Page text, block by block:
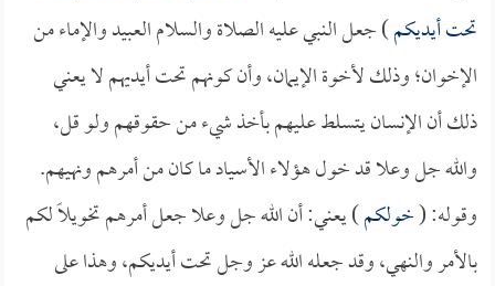
تحت أيديكم) جعل النبي عليه الصلاة والسلام العبيد والإماء من
الإخوان؛ وذلك لأخوة الإيمان، وأن كونهم تحت أيديهم لا يعني
ذلك أن الإنسان يتسلط عليهم بأخذ شيء من حقوقهم ولو قل،
والله جل وعلا قد خول هؤلاء الأسياد ما كان من أمرهم ونهيهم.
وقوله: (خولكم) يعني: أن الله جل وعلا جعل أمرهم تخويلاً لكم
بالأمر والنهي، وقد جعله الله عز وجل تحت أيديكم، وهذا على